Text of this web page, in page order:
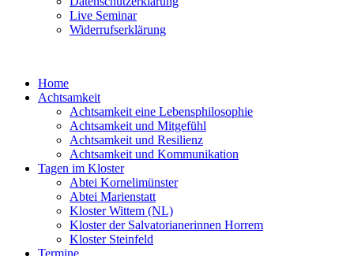
Live Seminar
Widerrufserklärung
Home
Achtsamkeit
Achtsamkeit eine Lebensphilosophie
Achtsamkeit und Mitgefühl
Achtsamkeit und Resilienz
Achtsamkeit und Kommunikation
Tagen im Kloster
Abtei Kornelimünster
Abtei Marienstatt
Kloster Wittem (NL)
Kloster der Salvatorianerinnen Horrem
Kloster Steinfeld
Termine